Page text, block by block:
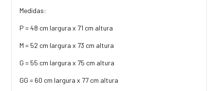
Medidas:
P = 48 cm largura x 71 cm altura
M = 52 cm largura x 73 cm altura
G = 55 cm largura x 75 cm altura
GG = 60 cm largura x 77 cm altura